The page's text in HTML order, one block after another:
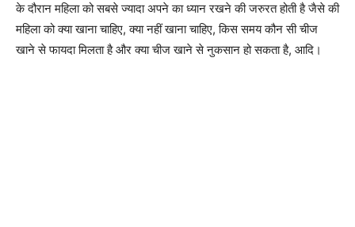
के दौरान महिला को सबसे ज्यादा अपने का ध्यान रखने की जरुरत होती है जैसे की
महिला को क्या खाना चाहिए, क्या नहीं खाना चाहिए, किस समय कौन सी चीज
खाने से फायदा मिलता है और क्या चीज खाने से नुकसान हो सकता है, आदि।